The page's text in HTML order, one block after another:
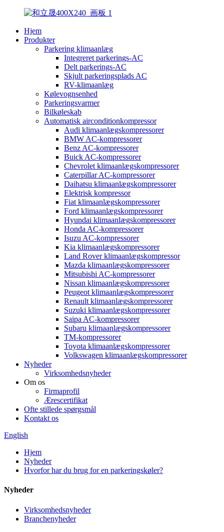
Hjem
Produkter
Parkering klimaanlæg
Integreret parkerings-AC
Delt parkerings-AC
Skjult parkeringsplads AC
RV-klimaanlæg
Kølevognsenhed
Parkeringsvarmer
Bilkøleskab
Automatisk airconditionkompressor
Audi klimaanlægskompressorer
BMW AC-kompressorer
Benz AC-kompressorer
Buick AC-kompressorer
Chevrolet klimaanlægskompressorer
Caterpillar AC-kompressorer
Daihatsu klimaanlægskompressorer
Elektrisk kompressor
Fiat klimaanlægskompressorer
Ford klimaanlægskompressorer
Hyundai klimaanlægskompressorer
Honda AC-kompressorer
Isuzu AC-kompressorer
Kia klimaanlægskompressorer
Land Rover klimaanlægskompressor
Mazda klimaanlægskompressorer
Mitsubishi AC-kompressorer
Nissan klimaanlægskompressorer
Peugeot klimaanlægskompressorer
Renault klimaanlægskompressorer
Suzuki klimaanlægskompressorer
Saipa AC-kompressorer
Subaru klimaanlægskompressorer
TM-kompressorer
Toyota klimaanlægskompressorer
Volkswagen klimaanlægskompressorer
Nyheder
Virksomhedsnyheder
Om os
Firmaprofil
Ærescertifikat
Ofte stillede spørgsmål
Kontakt os
English
Hjem
Nyheder
Hvorfor har du brug for en parkeringskøler?
Nyheder
Virksomhedsnyheder
Branchenyheder